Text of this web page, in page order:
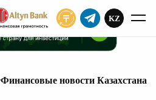
KZ
Финансовые новости Казахстана